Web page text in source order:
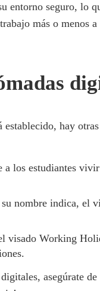
entorno seguro, lo
más o menos
hay
los estudiantes
nombre indica, el
visado Working
asegúrate